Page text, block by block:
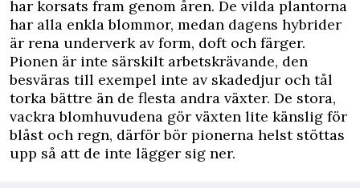
har korsats fram genom åren. De vilda plantorna
har alla enkla blommor, medan dagens hybrider
är rena underverk av form, doft och färger.
Pionen är inte särskilt arbetskrävande, den
besväras till exempel inte av skadedjur och tål
torka bättre än de flesta andra växter. De stora,
vackra blomhuvudena gör växten lite känslig för
blåst och regn, därför bör pionerna helst stöttas
upp så att de inte lägger sig ner.